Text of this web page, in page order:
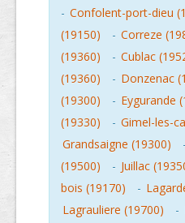
- Confolent-port-dieu
(19150)
- Correze
(19360)
- Cublac
(19360)
- Donzenac
(19300)
- Eygurande
(19330)
- Gimel-les-
Grandsaigne (19300)
-
(19500)
- Juillac
bois (19170)
-
Lagrauliere (19700)
-